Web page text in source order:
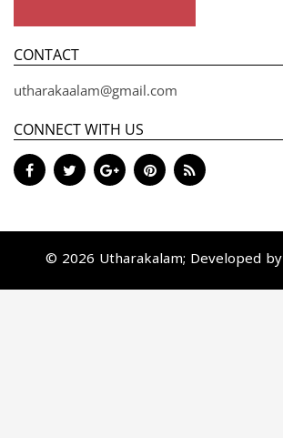
CONTACT
utharakaalam@gmail.com
CONNECT WITH US
© 2026 Utharakalam; Developed by